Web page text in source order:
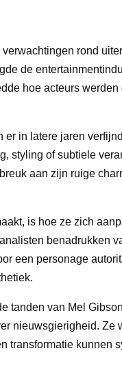
rond
de
hoe acteurs
in latere jaren
styling of subtiele
aan zijn ruige
is hoe ze zich
benadrukken
een personage
tanden van Mel
nieuwsgierigheid.
transformatie kunnen